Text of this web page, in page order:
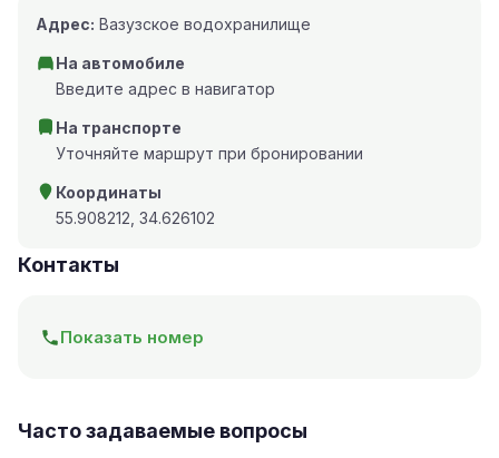
Адрес: Вазузское водохранилище
На автомобиле
Введите адрес в навигатор
На транспорте
Уточняйте маршрут при бронировании
Координаты
55.908212, 34.626102
Контакты
Показать номер
Часто задаваемые вопросы